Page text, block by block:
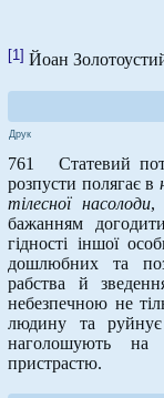
[1] Йоан
Друк
761 Статевий
розпусти полягає в
тілесної насолоди,
бажанням
гідності іншої
дошлюбних та
рабства й
небезпечною не
людину та
наголошують на
пристрастю.